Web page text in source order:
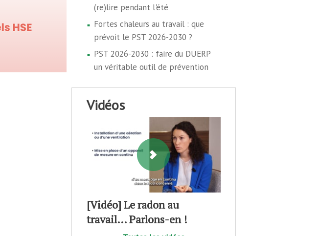
(re)lire pendant l'été
Fortes chaleurs au travail : que
prévoit le PST 2026-2030 ?
PST 2026-2030 : faire du DUERP
un véritable outil de prévention
vidéos
[Vidéo] Le radon au
travail… Parlons-en !